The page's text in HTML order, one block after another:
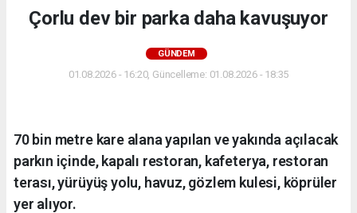
Çorlu dev bir parka daha kavuşuyor
GÜNDEM
01.08.2026 - 16:20, Güncelleme: 01.08.2026 - 18:35
70 bin metre kare alana yapılan ve yakında açılacak
parkın içinde, kapalı restoran, kafeterya, restoran
terası, yürüyüş yolu, havuz, gözlem kulesi, köprüler
yer alıyor.